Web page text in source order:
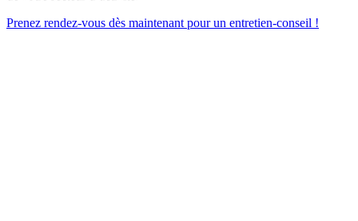
Prenez rendez-vous dès maintenant pour un entretien-conseil !